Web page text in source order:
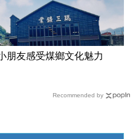
友感受煤鄉文化魅力
Recommended by